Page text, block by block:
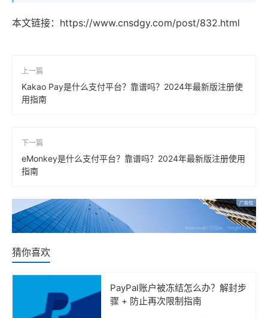
本文链接： https://www.cnsdgy.com/post/832.html
上一篇
Kakao Pay是什么支付平台？靠谱吗？2024年最新版注册使
用指南
下一篇
eMonkey是什么支付平台？靠谱吗？2024年最新版注册使用
指南
猜你喜欢
PayPal账户被冻结怎么办？解封步
骤 + 防止再次限制指南